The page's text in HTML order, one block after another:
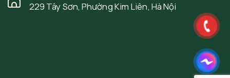
229 Tây Sơn, Phường Kim Liên, Hà Nội